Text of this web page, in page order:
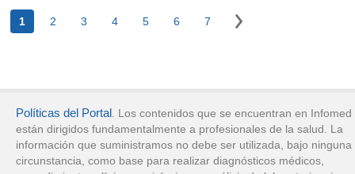
1 2 3 4 5 6 7
Políticas del Portal. Los contenidos que se encuentran en Infomed
están dirigidos fundamentalmente a profesionales de la salud. La
información que suministramos no debe ser utilizada, bajo ninguna
circunstancia, como base para realizar diagnósticos médicos,